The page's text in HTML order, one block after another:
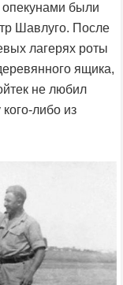
опекунами были
Шавлуго. После
лагерях роты
ящика,
не любил
либо из